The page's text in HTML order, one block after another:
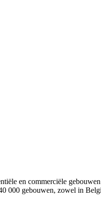
en commerciële
000 gebouwen, zowel in